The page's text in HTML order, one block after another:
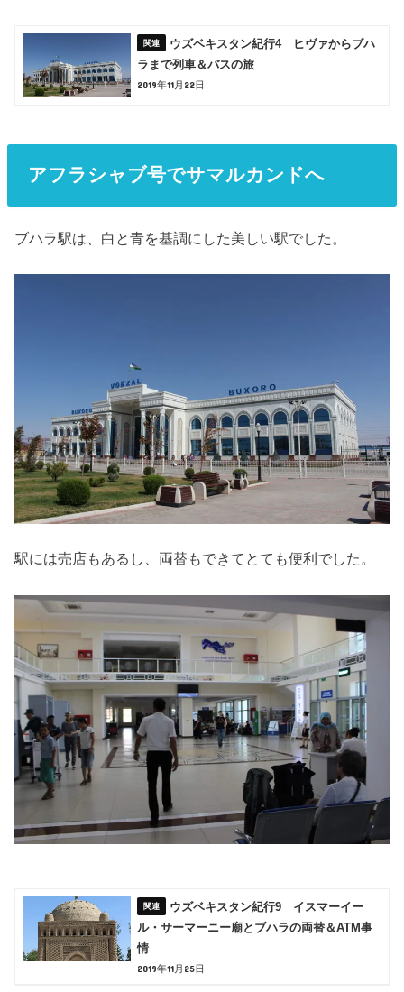
ウズベキスタン紀行4 ヒヴァからブハ
ラまで列車＆バスの旅
2019年11月22日
アフラシャブ号でサマルカンドへ
ブハラ駅は、白と青を基調にした美しい駅でした。
駅には売店もあるし、両替もできてとても便利でした。
ウズベキスタン紀行9 イスマーイー
ル・サーマーニー廟とブハラの両替＆ATM事
情
2019年11月25日